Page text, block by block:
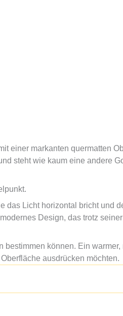
einer markanten quermatten
steht wie kaum eine andere
das Licht horizontal bricht und
Design, das trotz
können. Ein warmer,
ausdrücken möchten.